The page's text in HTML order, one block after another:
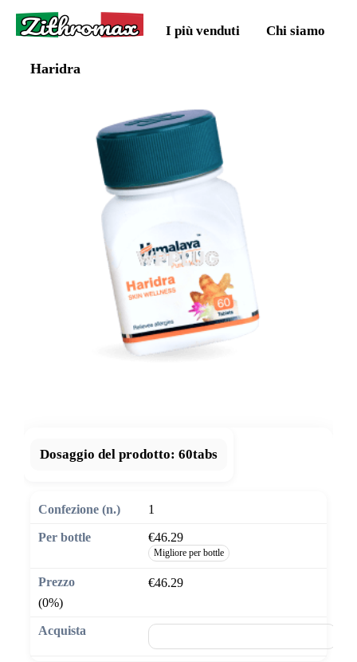
Zithromax I più venduti Chi siamo
Haridra
Dosaggio del prodotto: 60tabs
1
€46.29
Migliore per bottle
€46.29
(0%)